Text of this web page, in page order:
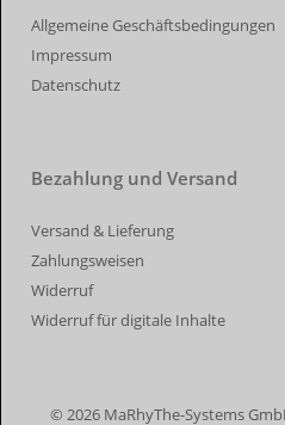
Allgemeine Geschäftsbedingungen
Impressum
Datenschutz
Bezahlung und Versand
Versand & Lieferung
Zahlungsweisen
Widerruf
Widerruf für digitale Inhalte
© 2026 MaRhyThe-Systems